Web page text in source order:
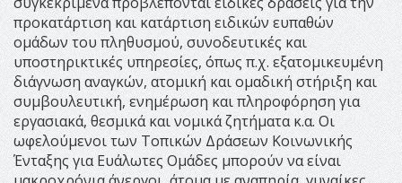
προκατάρτιση και κατάρτιση ειδικών ευπαθών
ομάδων του πληθυσμού, συνοδευτικές και
υποστηρικτικές υπηρεσίες, όπως π.χ. εξατομικευμένη
διάγνωση αναγκών, ατομική και ομαδική στήριξη και
συμβουλευτική, ενημέρωση και πληροφόρηση για
εργασιακά, θεσμικά και νομικά ζητήματα κ.α. Οι
ωφελούμενοι των Τοπικών Δράσεων Κοινωνικής
Ένταξης για Ευάλωτες Ομάδες μπορούν να είναι